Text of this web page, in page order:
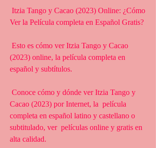
Ver la Película completa en Español Gratis?
(2023) online, la película completa en
español y subtítulos.
Cacao (2023) por Internet, la  película
completa en español latino y castellano o
subtitulado, ver  películas online y gratis en
alta calidad.